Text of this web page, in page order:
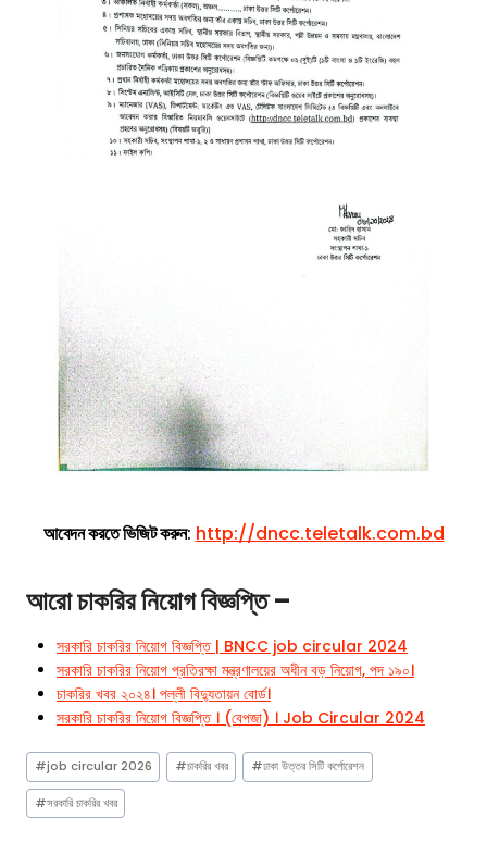
আবেদন করতে ভিজিট করুন: http://dncc.teletalk.com.bd
আরো চাকরির নিয়োগ বিজ্ঞপ্তি –
সরকারি চাকরির নিয়োগ বিজ্ঞপ্তি | BNCC job circular 2024
সরকারি চাকরির নিয়োগ প্রতিরক্ষা মন্ত্রণালয়ের অধীন বড় নিয়োগ, পদ ১৯০।
চাকরির খবর ২০২৪। পল্লী বিদ্যুতায়ন বোর্ড।
সরকারি চাকরির নিয়োগ বিজ্ঞপ্তি । (বেপজা) । Job Circular 2024
Post
Tags:
#job circular 2026 #চাকরির খবর #ঢাকা উত্তর সিটি কর্পোরেশন
#সরকারি চাকরির খবর